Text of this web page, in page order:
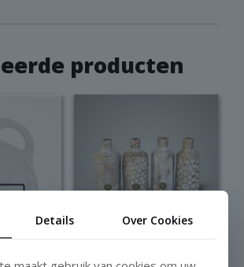
producten
Brynxz Bottle
Details Over Cookies